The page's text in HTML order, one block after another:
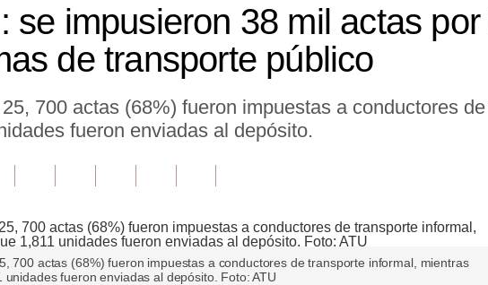
se impusieron 38 mil actas
de transporte público
700 actas (68%) fueron impuestas a conductores
fueron enviadas al depósito.
700 actas (68%) fueron impuestas a conductores de transporte informal, mientras
unidades fueron enviadas al depósito. Foto: ATU